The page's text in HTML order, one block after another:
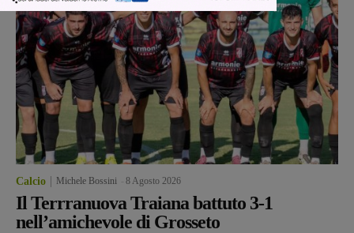
Calcio Michele Bossini 8 Agosto 2026
Il Terrranuova Traiana battuto 3-1
nell’amichevole di Grosseto